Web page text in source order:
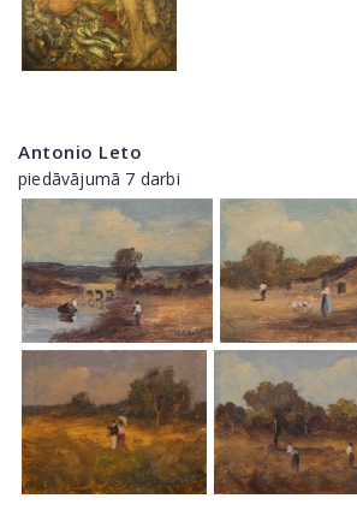
Antonio Leto
piedāvājumā 7 darbi